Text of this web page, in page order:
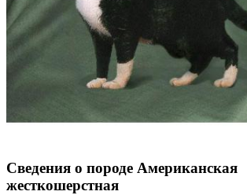
Сведения о породе Американская
жесткошерстная